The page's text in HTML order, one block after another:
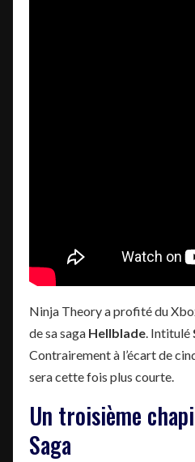
Ninja Theory a profité du
de sa saga Hellblade . Intitulé
Contrairement à l’écart de
sera cette fois plus courte.
Un troisième
Saga